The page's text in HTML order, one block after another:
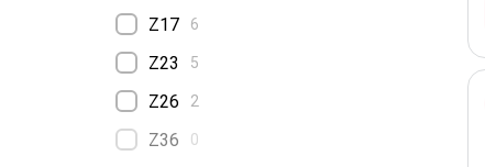
Z17 6
Z23 5
Z26 2
Z36 0